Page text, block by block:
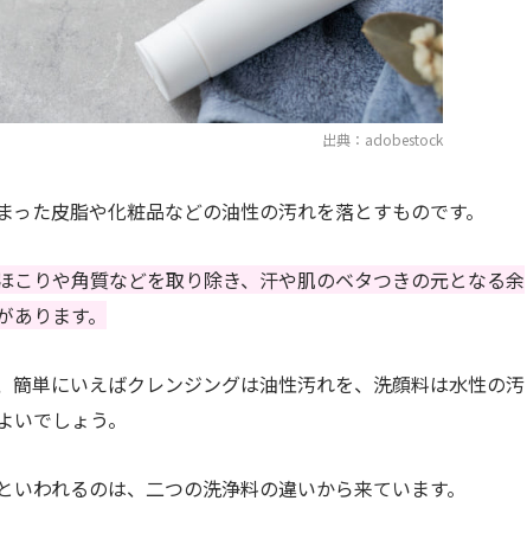
出典：adobestock
た皮脂や化粧品などの油性の汚れを落とすものです。
こりや角質などを取り除き、汗や肌のベタつきの元となる余
ります。
簡単にいえばクレンジングは油性汚れを、洗顔料は水性の汚
でしょう。
われるのは、二つの洗浄料の違いから来ています。